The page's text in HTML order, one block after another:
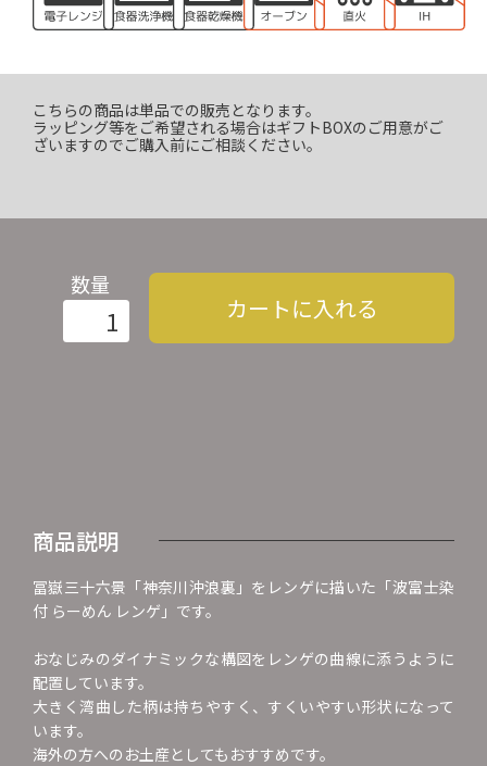
こちらの商品は単品での販売となります。
ラッピング等をご希望される場合はギフトBOXのご用意がご
ざいますのでご購入前にご相談ください。
数量
カートに入れる
商品説明
冨嶽三十六景「神奈川沖浪裏」をレンゲに描いた「波富士染
付 らーめん レンゲ」です。
おなじみのダイナミックな構図をレンゲの曲線に添うように
配置しています。
大きく湾曲した柄は持ちやすく、すくいやすい形状になって
います。
海外の方へのお土産としてもおすすめです。